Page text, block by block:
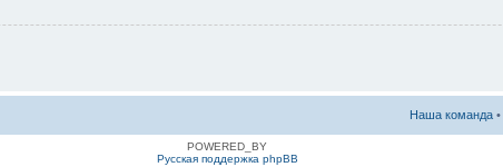
Наша команда •
POWERED_BY
Русская поддержка phpBB